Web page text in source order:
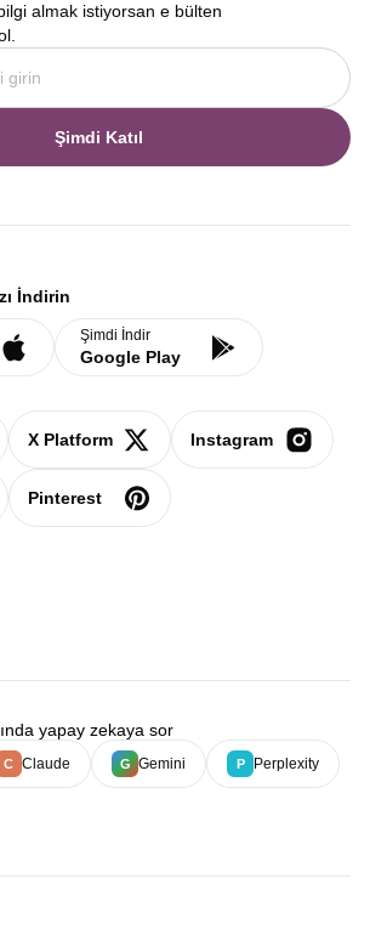
almak istiyorsan e bülten
Şimdi Katıl
İndirin
Şimdi İndir
Google Play
X Platform Instagram
Pinterest
yapay zekaya sor
C Claude G Gemini P Perplexity